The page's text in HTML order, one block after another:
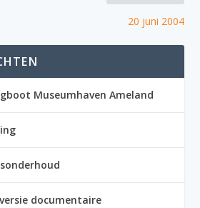
20 juni 2004
Museumhaven Ameland
documentaire